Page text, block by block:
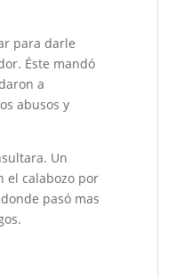
para darle
Éste mandó
a
abusos y
Un
el calabozo por
pasó mas